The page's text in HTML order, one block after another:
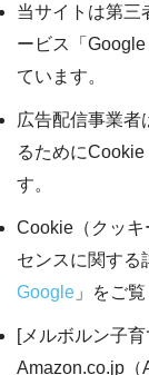
当サイトは第三
ービス「
ています。
広告配信事業者
るために
す。
Cookie（クッキ
センスに関する
Google 」をご覧
[メルボルン子育
Amazon.co.jp（